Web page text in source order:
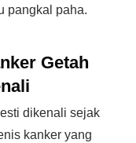
pangkal paha.
Getah
dikenali sejak
kanker yang